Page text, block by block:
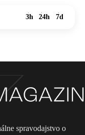
3h 24h 7d
spravodajstvo o